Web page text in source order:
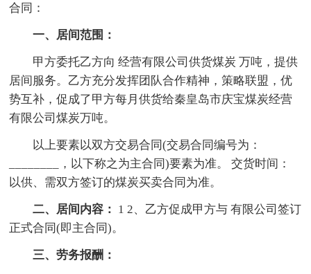
合同：
一、居间范围：
甲方委托乙方向 经营有限公司供货煤炭 万吨，提供
居间服务。乙方充分发挥团队合作精神，策略联盟，优
势互补，促成了甲方每月供货给秦皇岛市庆宝煤炭经营
有限公司煤炭万吨。
以上要素以双方交易合同(交易合同编号为：
________，以下称之为主合同)要素为准。 交货时间：
以供、需双方签订的煤炭买卖合同为准。
二、居间内容： 1 2、乙方促成甲方与 有限公司签订
正式合同(即主合同)。
三、劳务报酬：